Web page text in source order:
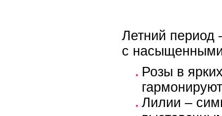
Летний период
с
Розы в
Лилии –